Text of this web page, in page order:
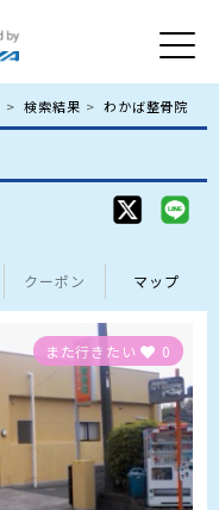
検索結果 わかば整骨院
クーポン マップ
また行きたい 0